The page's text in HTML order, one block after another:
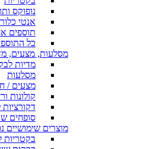
נופוקס
אנטי
תוספים
כל
מסלעות, מצעים,
מדיות
מסלעות
מצעים /
קולונות
דקורציות
סופחים
מוצרים שימושיים
בקטריות